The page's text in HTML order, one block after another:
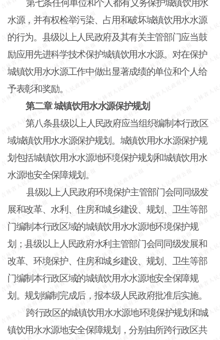
第七条任何单位和个人都有义务保护城镇饮用水
水源，并有权检举污染、占用和破坏城镇饮用水水源
的行为。县级以上人民政府及其有关主管部门应当鼓
励应用先进科学技术保护城镇饮用水水源。对在保护
城镇饮用水水源工作中做出显著成绩的单位和个人给
予表彰和奖励。
第二章 城镇饮用水水源保护规划
第八条县级以上人民政府应当组织编制本行政区
域城镇饮用水水源保护规划。城镇饮用水水源保护规
划包括城镇饮用水水源地环境保护规划和城镇饮用水
水源地安全保障规划。
县级以上人民政府环境保护主管部门会同同级发
展和改革、水利、住房和城乡建设、规划、卫生等部
门编制本行政区域的城镇饮用水水源地环境保护规
划；县级以上人民政府水利主管部门会同同级发展和
改革、环境保护、住房和城乡建设、规划、卫生等部
门编制本行政区域的城镇饮用水水源地安全保障规
划。规划编制完成后，报本级人民政府批准后实施。
跨行政区的城镇饮用水水源地环境保护规划和城
镇饮用水水源地安全保障规划，分别由所跨行政区共